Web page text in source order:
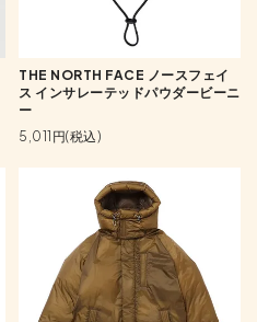
THE NORTH FACE ノースフェイ
ス インサレーテッドパウダービーニ
ー
5,011円(税込)